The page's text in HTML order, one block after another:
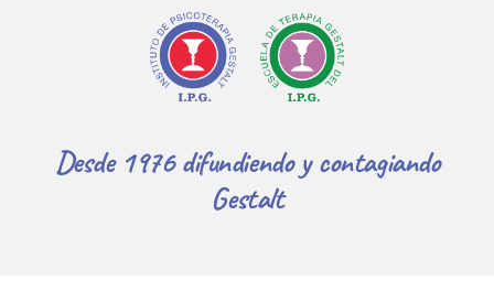
Desde 1976 difundiendo y contagiando
Gestalt